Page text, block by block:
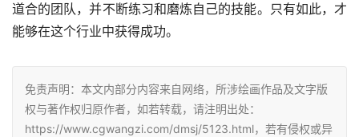
道合的团队，并不断练习和磨炼自己的技能。只有如此，才
能够在这个行业中获得成功。
免责声明：本文内部分内容来自网络，所涉绘画作品及文字版
权与著作权归原作者，如若转载，请注明出处：
https://www.cgwangzi.com/dmsj/5123.html，若有侵权或异